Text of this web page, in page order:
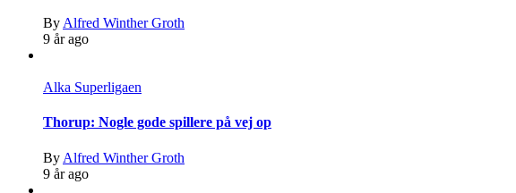
By Alfred Winther Groth
9 år ago
Alka Superligaen
Thorup: Nogle gode spillere på vej op
By Alfred Winther Groth
9 år ago